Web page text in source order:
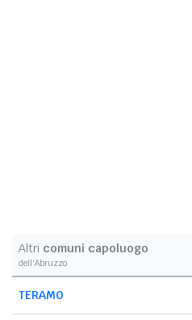
Altri comuni capoluogo
dell'Abruzzo
TERAMO